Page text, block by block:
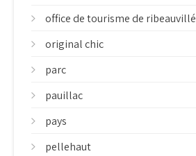
office de tourisme de ribeauvillé
original chic
parc
pauillac
pays
pellehaut